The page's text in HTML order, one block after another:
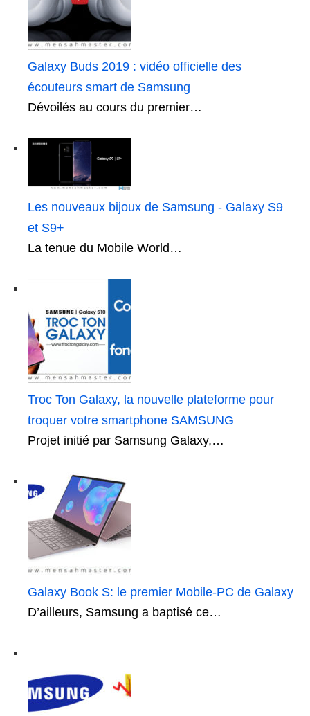
Galaxy Buds 2019 : vidéo officielle des
écouteurs smart de Samsung
Dévoilés au cours du premier…
Les nouveaux bijoux de Samsung - Galaxy S9
et S9+
La tenue du Mobile World…
Troc Ton Galaxy, la nouvelle plateforme pour
troquer votre smartphone SAMSUNG
Projet initié par Samsung Galaxy,…
Galaxy Book S: le premier Mobile-PC de Galaxy
D’ailleurs, Samsung a baptisé ce…